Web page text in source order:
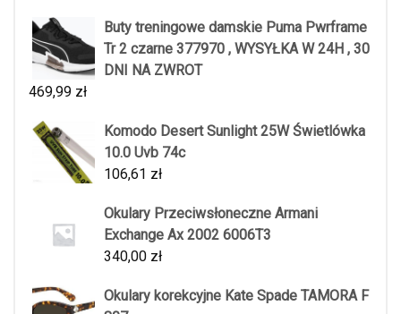
Buty treningowe damskie Puma Pwrframe
Tr 2 czarne 377970 , WYSYŁKA W 24H , 30
DNI NA ZWROT
469,99 zł
Komodo Desert Sunlight 25W Świetlówka
10.0 Uvb 74c
106,61 zł
Okulary Przeciwsłoneczne Armani
Exchange Ax 2002 6006T3
340,00 zł
Okulary korekcyjne Kate Spade TAMORA F